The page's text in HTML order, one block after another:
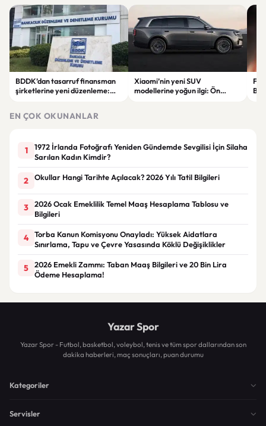
BDDK’dan tasarruf finansman
şirketlerine yeni düzenleme:
Xiaomi’nin yeni SUV
modellerine yoğun ilgi: Ön
EN ÇOK OKUNANLAR
1
1972 İrlanda Fotoğrafı Yeniden Gündemde Sevgilisi İçin Silaha
Sarılan Kadın Kimdir?
2 Okullar Hangi Tarihte Açılacak? 2026 Yılı Tatil Bilgileri
3
2026 Ocak Emeklilik Temel Maaş Hesaplama Tablosu ve
Bilgileri
4
Torba Kanun Komisyonu Onayladı: Yüksek Aidatlara
Sınırlama, Tapu ve Çevre Yasasında Köklü Değişiklikler
5
2026 Emekli Zammı: Taban Maaş Bilgileri ve 20 Bin Lira
Ödeme Hesaplama!
Yazar Spor
Yazar Spor - Futbol, basketbol, voleybol, tenis ve tüm spor dallarından son
dakika haberleri, maç sonuçları, puan durumu
Kategoriler
Servisler